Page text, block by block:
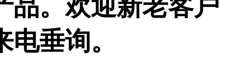
品。欢迎新老客户
电垂询。